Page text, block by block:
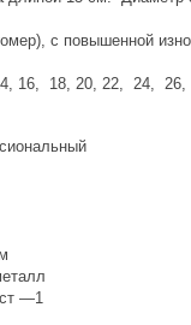
с повышенной
18, 20, 22, 24, 26,
—1